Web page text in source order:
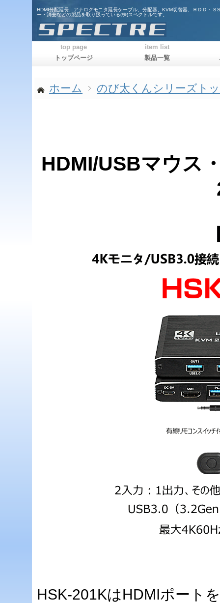
HDMI分配延長、アナログモニタ延長ケーブル、分配器、KVM切替器、ＨＤＤ・Ｓ
ー・消去などの製品を取り扱っている(株)スペクトルです。
ホーム のび太くんシリーズト
HDMI/USBマウス
HSK-201KはHDMIポート
top page
トップページ
item list
製品一覧